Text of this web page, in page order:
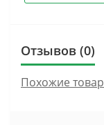
Отзывов (0)
Похожие